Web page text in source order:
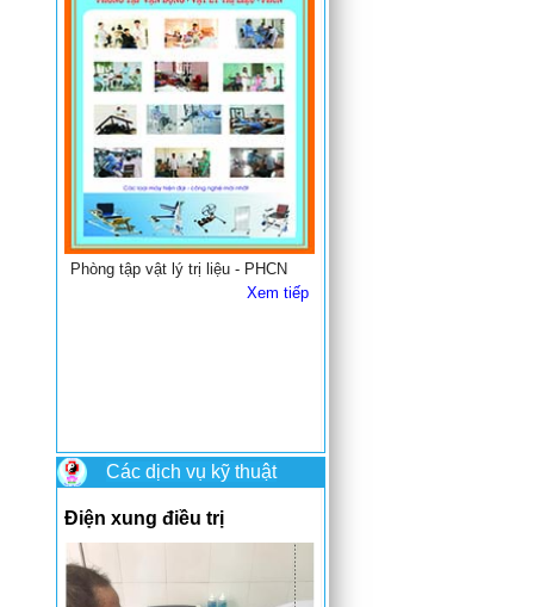
Phòng tập vật lý trị liệu - PHCN
Xem tiếp
Các dịch vụ kỹ thuật
Điện xung điều trị